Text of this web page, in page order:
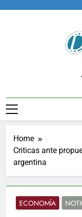
Home
Criticas ante
argentina
ECONOMÍA